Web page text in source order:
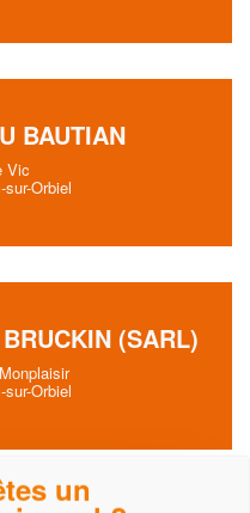
BAUTIAN
Vic
sur-Orbiel
(SARL)
sur-Orbiel
un